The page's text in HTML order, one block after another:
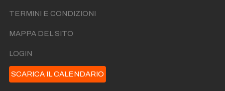
TERMINI E CONDIZIONI
MAPPA DEL SITO
LOGIN
SCARICA IL CALENDARIO